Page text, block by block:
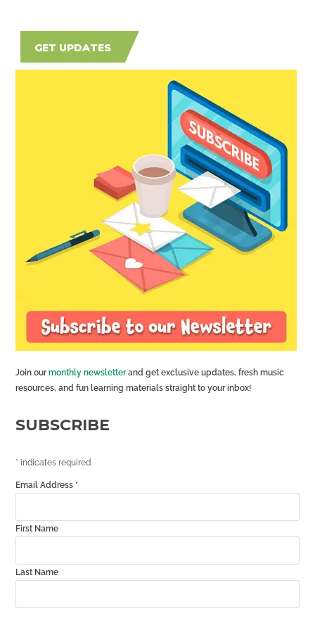
GET UPDATES
Join ourmonthly newsletterand get exclusive updates, fresh music
resources, and fun learning materials straight to your inbox!
SUBSCRIBE
* indicates required
Email Address *
First Name
Last Name